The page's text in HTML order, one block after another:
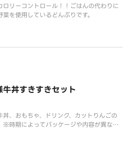
ロリーコントロール！！ごはんの代わりに
菜を使用しているどんぶりです。
牛丼すきすきセット
丼、おもちゃ、ドリンク、カットりんごの
※時期によってパッケージや内容が異なる